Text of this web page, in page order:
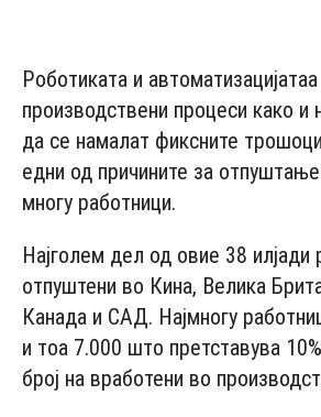
Роботиката и автоматизацијатаа
производствени процеси како и
да се намалат фиксните
едни од причините за
многу работници.
Најголем дел од овие 38 илјади
отпуштени во Кина, Велика
Канада и САД. Најмногу
и тоа 7.000 што претставува
број на вработени во